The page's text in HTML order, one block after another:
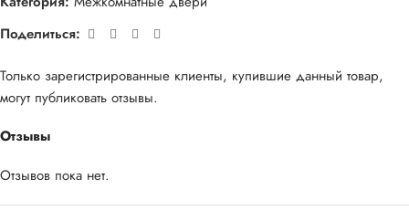
Поделиться:
Отзывы
Отзывов пока нет.
Только зарегистрированные клиенты, купившие данный товар,
могут публиковать отзывы.